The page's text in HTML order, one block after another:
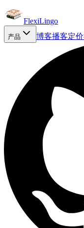
FlexiLingo
产品 博客播客定价